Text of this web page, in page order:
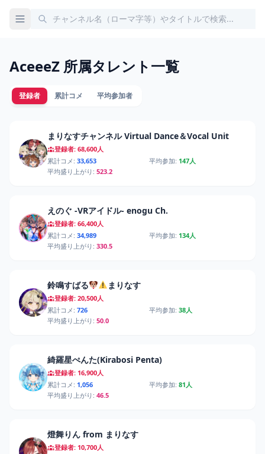
AceeeZ 所属タレント一覧
登録者 累計コメ 平均参加者
まりなすチャンネル Virtual Dance＆Vocal Unit
登録者: 68,600人
累計コメ: 33,653 平均参加: 147人
平均盛り上がり: 523.2
えのぐ -VRアイドル- enogu Ch.
登録者: 66,400人
累計コメ: 34,989 平均参加: 134人
平均盛り上がり: 330.5
鈴鳴すばる まりなす
登録者: 20,500人
累計コメ: 726 平均参加: 38人
平均盛り上がり: 50.0
綺羅星ぺんた(Kirabosi Penta)
登録者: 16,900人
累計コメ: 1,056 平均参加: 81人
平均盛り上がり: 46.5
燈舞りん from まりなす
登録者: 10,700人